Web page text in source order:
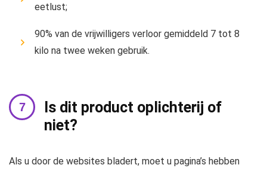
eetlust;
90% van de vrijwilligers verloor gemiddeld 7 tot 8
kilo na twee weken gebruik.
Is dit product oplichterij of
niet?
Als u door de websites bladert, moet u pagina’s hebben